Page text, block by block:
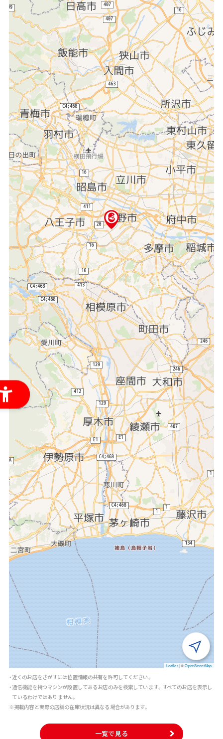
Leaflet |©OpenStreetMap
・近くのお店をさがすには位置情報の共有を許可してください。
・通信機能を持つマシンが設置してあるお店のみを検索しています。すべてのお店を表示し
ているわけではありません。
※掲載内容と実際の店舗の在庫状況は異なる場合があります。
一覧で見る